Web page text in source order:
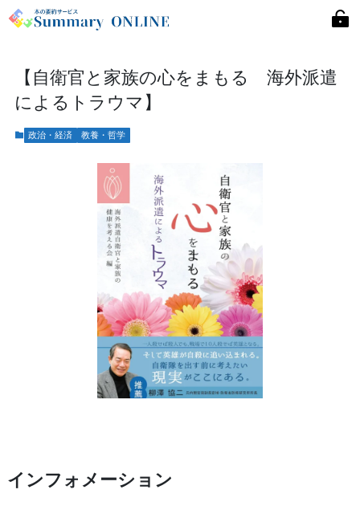
【自衛官と家族の心をまもる 海外派遣
によるトラウマ】
政治・経済 教養・哲学
インフォメーション